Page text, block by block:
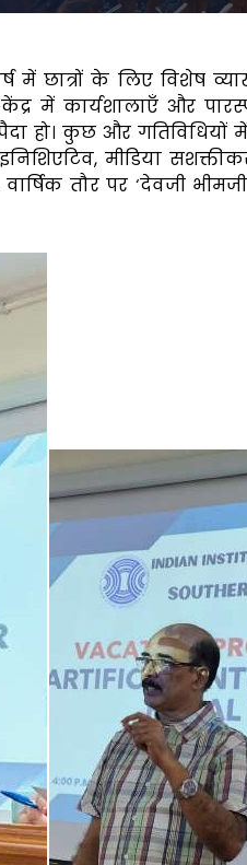
छात्रों के लिए विशेष
में कार्यशालाएँ और
हो। कुछ और
मीडिया
तौर पर ‘देवजी